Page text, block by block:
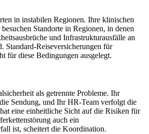
in instabilen Regionen. Ihre klinischen
Standorte in Regionen, in denen
und Infrastrukturausfälle an
Standard-Reiseversicherungen für
für diese Bedingungen ausgelegt.
als getrennte Probleme. Ihr
Sendung, und Ihr HR-Team verfolgt die
eine einheitliche Sicht auf die Risiken für
auch ein
ist, scheitert die Koordination.